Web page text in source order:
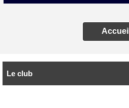
Accueil
Le club